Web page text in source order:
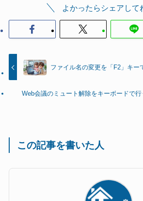
よかったらシェアして
ファイル名の変更を「F2」キー
Web会議のミュート解除をキーボードで行
この記事を書いた人